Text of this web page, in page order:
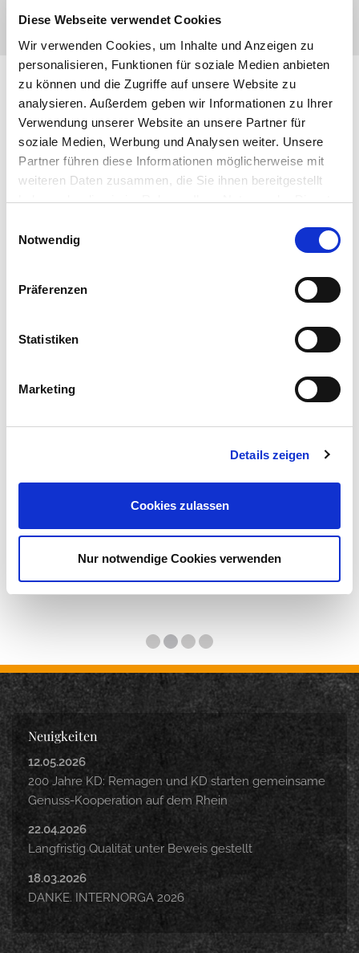
Diese Webseite verwendet Cookies
Wir verwenden Cookies, um Inhalte und Anzeigen zu
personalisieren, Funktionen für soziale Medien anbieten
zu können und die Zugriffe auf unsere Website zu
analysieren. Außerdem geben wir Informationen zu Ihrer
Verwendung unserer Website an unsere Partner für
soziale Medien, Werbung und Analysen weiter. Unsere
Partner führen diese Informationen möglicherweise mit
weiteren Daten zusammen, die Sie ihnen bereitgestellt
haben oder die sie im Rahmen Ihrer Nutzung der Dienste
Cookies, wenn Sie unsere Webseite weiterhin nutzen.
Notwendig
Präferenzen
Statistiken
Marketing
Details zeigen
Cookies zulassen
Nur notwendige Cookies verwenden
Neuigkeiten
12.05.2026
200 Jahre KD: Remagen und KD starten gemeinsame
Genuss-Kooperation auf dem Rhein
22.04.2026
Langfristig Qualität unter Beweis gestellt
18.03.2026
DANKE. INTERNORGA 2026